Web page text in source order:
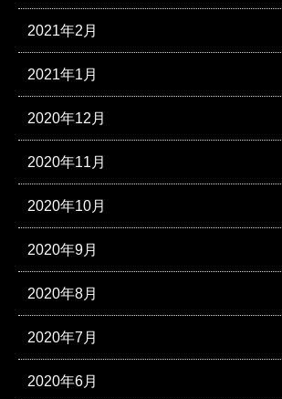
2021年2月
2021年1月
2020年12月
2020年11月
2020年10月
2020年9月
2020年8月
2020年7月
2020年6月